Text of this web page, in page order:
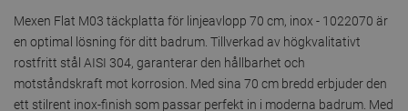
Mexen Flat M03 täckplatta för linjeavlopp 70 cm, inox - 1022070 är
en optimal lösning för ditt badrum. Tillverkad av högkvalitativt
rostfritt stål AISI 304, garanterar den hållbarhet och
motståndskraft mot korrosion. Med sina 70 cm bredd erbjuder den
ett stilrent inox-finish som passar perfekt in i moderna badrum. Med